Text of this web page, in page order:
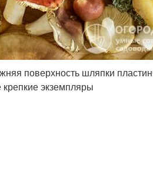
поверхность шляпки
экземпляры